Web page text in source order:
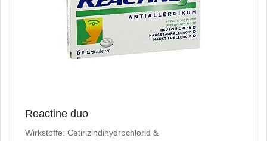
Reactine duo
Wirkstoffe: Cetirizindihydrochlorid &